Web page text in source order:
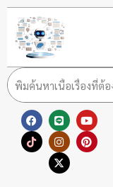
Skip
to
content
F
a
c
e
L
i
n
e
Y
o
u
t
T
i
k
t
I
n
s
t
a
g
P
i
n
t
X
-
t
w
i
t